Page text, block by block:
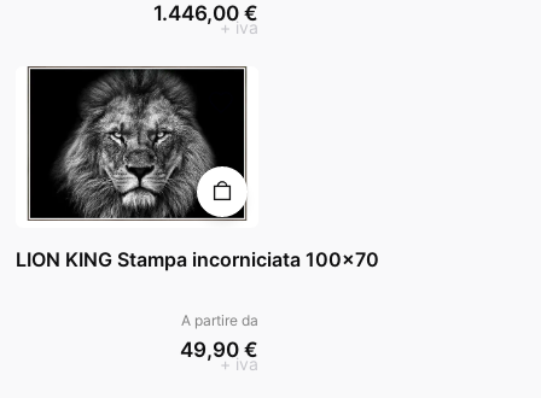
1.446,00 €
+ iva
LION KING Stampa incorniciata 100x70
A partire da
49,90 €
+ iva